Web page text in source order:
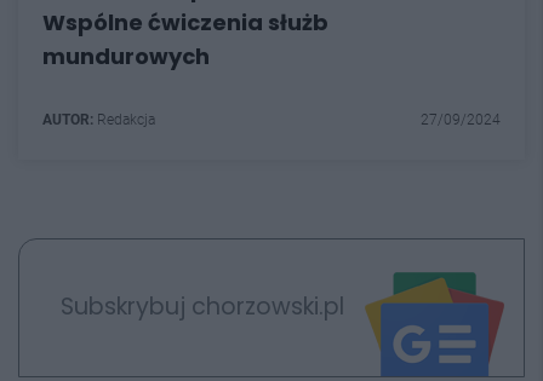
Wspólne ćwiczenia służb
mundurowych
AUTOR: Redakcja 27/09/2024
Subskrybuj chorzowski.pl